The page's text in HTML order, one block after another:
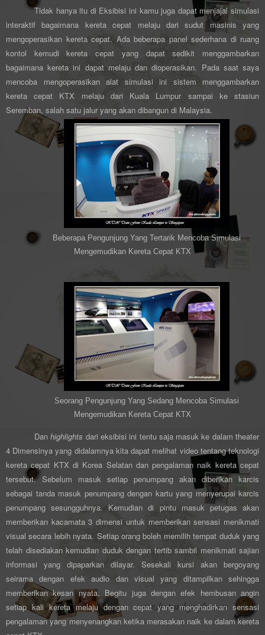
Tidak hanya itu di Eksibisi ini kamu juga dapat menjajal simulasi
interaktif bagaimana kereta cepat melaju dari sudut masinis yang
mengoperasikan kereta cepat. Ada beberapa panel sederhana di ruang
kontol kemudi kereta cepat yang dapat sedikit menggambarkan
bagaimana kereta ini dapat melaju dan dioperasikan. Pada saat saya
mencoba mengoperasikan alat simulasi ini sistem menggambarkan
kereta cepat KTX melaju dari Kuala Lumpur sampai ke stasiun
Seremban, salah satu jalur yang akan dibangun di Malaysia.
Beberapa Pengunjung Yang Tertarik Mencoba Simulasi
Mengemudikan Kereta Cepat KTX
Seorang Pengunjung Yang Sedang Mencoba Simulasi
Mengemudikan Kereta Cepat KTX
Danhighlights dari eksibisi ini tentu saja masuk ke dalam theater
4 Dimensinya yang didalamnya kita dapat melihat video tentang teknologi
kereta cepat KTX di Korea Selatan dan pengalaman naik kereta cepat
tersebut. Sebelum masuk setiap penumpang akan diberikan karcis
sebagai tanda masuk penumpang dengan kartu yang menyerupai karcis
penumpang sesungguhnya. Kemudian di pintu masuk petugas akan
memberikan kacamata 3 dimensi untuk memberikan sensasi menikmati
visual secara lebih nyata. Setiap orang boleh memilih tempat duduk yang
telah disediakan kemudian duduk dengan tertib sambil menikmati sajian
informasi yang dipaparkan dilayar. Sesekali kursi akan bergoyang
seirama dengan efek audio dan visual yang ditampilkan sehingga
memberikan kesan nyata. Begitu juga dengan efek hembusan angin
setiap kali kereta melaju dengan cepat yang menghadirkan sensasi
pengalaman yang menyenangkan ketika merasakan naik ke dalam kereta